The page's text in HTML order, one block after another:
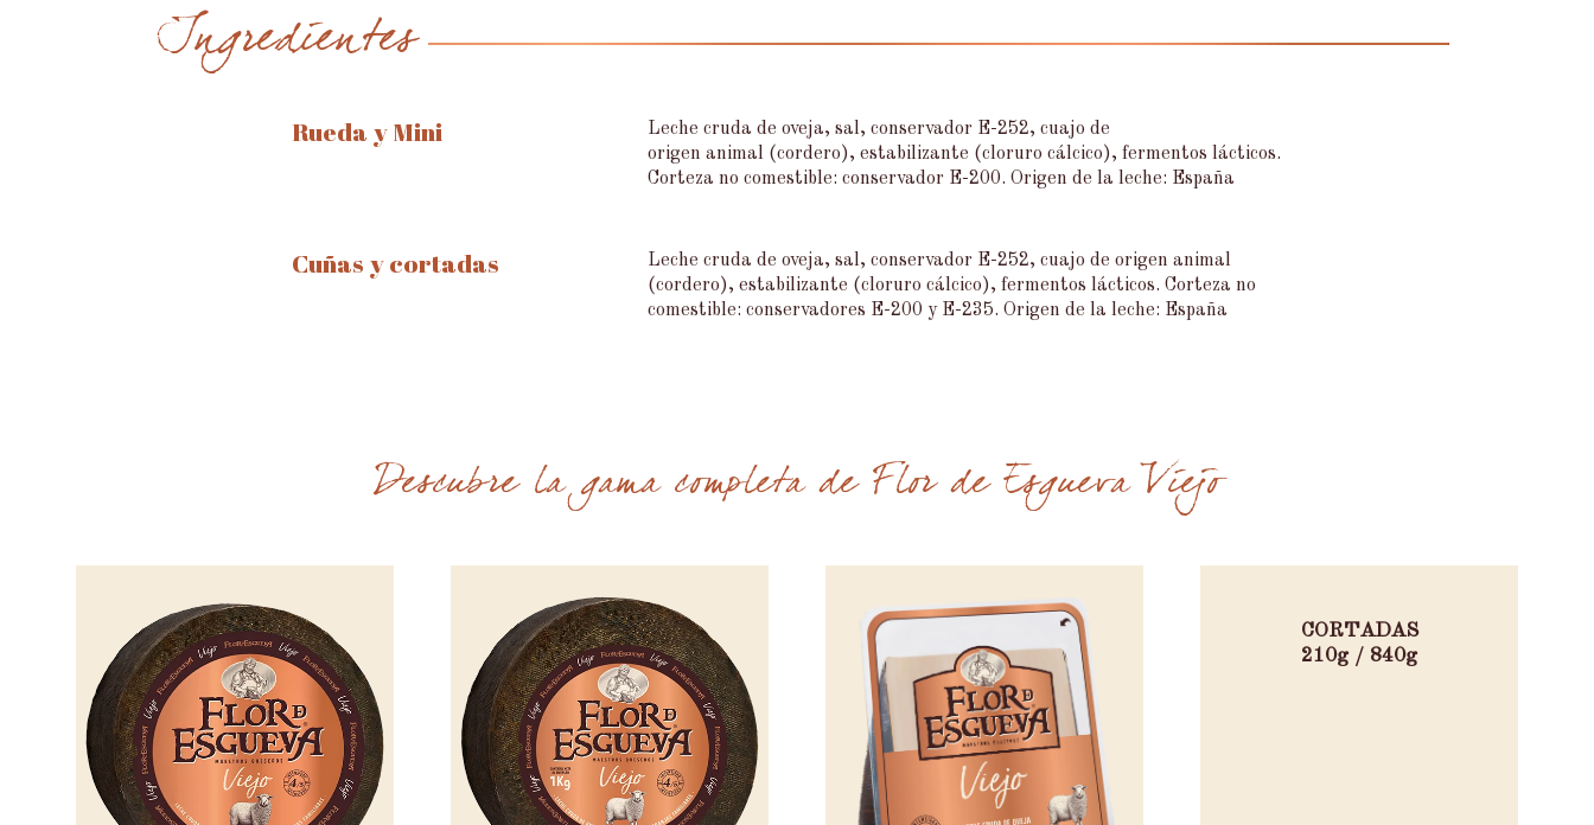
Ingredientes
Rueda y Mini
Leche cruda de oveja, sal, conservador E-252, cuajo de
origen animal (cordero), estabilizante (cloruro cálcico), fermentos lácticos.
Corteza no comestible: conservador E-200. Origen de la leche: España
Cuñas y cortadas
Leche cruda de oveja, sal, conservador E-252, cuajo de origen animal
(cordero), estabilizante (cloruro cálcico), fermentos lácticos. Corteza no
comestible: conservadores E-200 y E-235. Origen de la leche: España
Descubre la gama completa de Flor de Esgueva Viejo
CORTADAS
210g / 840g